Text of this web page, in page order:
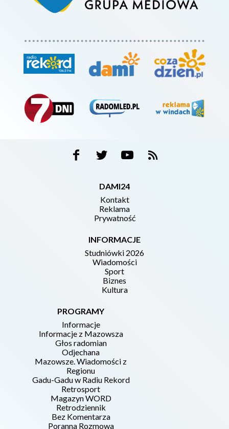
DAMI24
Kontakt
Reklama
Prywatność
INFORMACJE
Studniówki 2026
Wiadomości
Sport
Biznes
Kultura
PROGRAMY
Informacje
Informacje z Mazowsza
Głos radomian
Odjechana
Mazowsze. Wiadomości z
Regionu
Gadu-Gadu w Radiu Rekord
Retrosport
Magazyn WORD
Retrodziennik
Bez Komentarza
Poranna Rozmowa